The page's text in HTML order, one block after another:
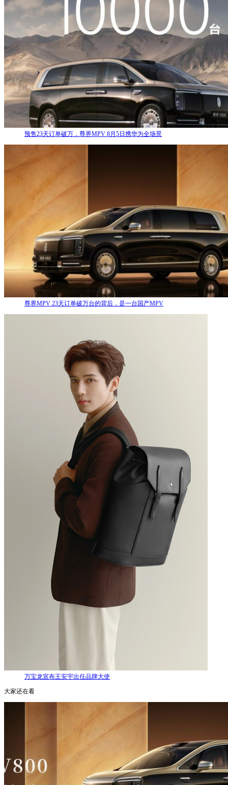
预售23天订单破万，尊界MPV 8月5日携华为全场景
尊界MPV 23天订单破万台的背后，是一台国产MPV
万宝龙宣布王安宇出任品牌大使
大家还在看